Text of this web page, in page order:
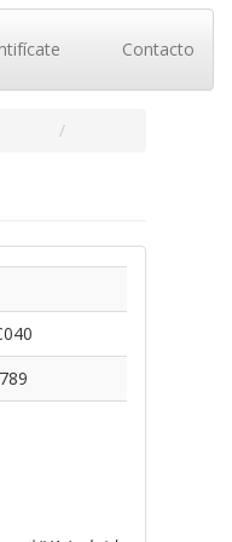
Contacto